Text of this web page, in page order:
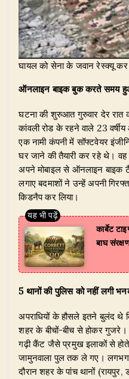
घायल को सेना के जवान रेस्क्यू
ऑनलाइन बाइक बुक करते समय
घटना की शुरुआत गुरुवार देर रात
कांवली रोड के रहने वाले 23
एक नामी कंपनी में सॉफ्टवेयर
घर जाने की तैयारी कर रहे थे।
अपने मोबाइल से ऑनलाइन बाइक
लगाए बदमाशों ने उन्हें अपनी
किडनैप कर लिया।
कार्बेट
बाघ
5 थानों की पुलिस को नहीं लगी
अपराधियों के हौसले इतने बुलंद
शहर के बीचों-बीच से होकर
गढ़ी कैंट जैसे प्रमुख इलाकों से होते
जामुनवाला पुल तक ले गए।
दौरान शहर के पांच थानों